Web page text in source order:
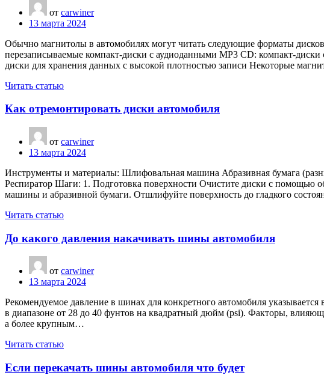
от carwiner
13 марта 2024
Обычно магнитолы в автомобилях могут читать следующие форматы
перезаписываемые компакт-диски с аудиоданными MP3 CD: компакт-
диски для хранения данных с высокой плотностью записи Некоторые
Читать статью
Как отремонтировать диски автомобиля
от carwiner
13 марта 2024
Инструменты и материалы: Шлифовальная машина Абразивная бумага
Респиратор Шаги: 1. Подготовка поверхности Очистите диски с
машины и абразивной бумаги. Отшлифуйте поверхность до гладкого
Читать статью
До какого давления накачивать шины автомобиля
от carwiner
13 марта 2024
Рекомендуемое давление в шинах для конкретного автомобиля
в диапазоне от 28 до 40 фунтов на квадратный дюйм (psi). Факторы,
а более крупным…
Читать статью
Если перекачать шины автомобиля что будет